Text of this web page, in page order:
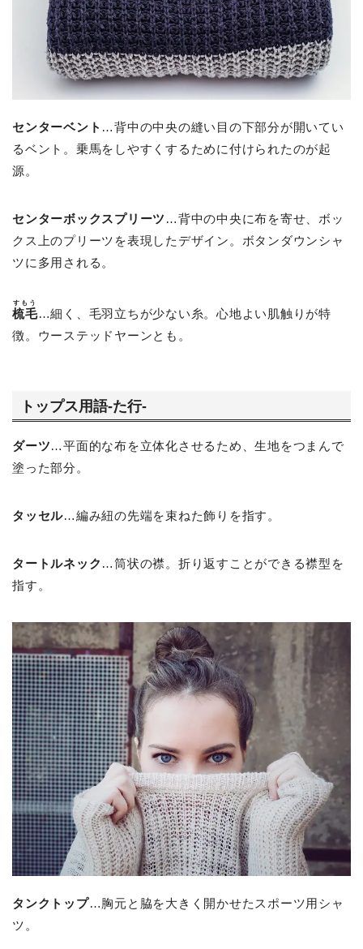
センターベント …背中の中央の縫い目の下部分が開いてい
るベント。乗馬をしやすくするために付けられたのが起
源。
センターボックスプリーツ …背中の中央に布を寄せ、ボッ
クス上のプリーツを表現したデザイン。ボタンダウンシャ
ツに多用される。
梳毛
すもう
…細く、毛羽立ちが少ない糸。心地よい肌触りが特
徴。ウーステッドヤーンとも。
トップス用語-た行-
ダーツ…平面的な布を立体化させるため、生地をつまんで
塗った部分。
タッセル…編み紐の先端を束ねた飾りを指す。
タートルネック …筒状の襟。折り返すことができる襟型を
指す。
タンクトップ…胸元と脇を大きく開かせたスポーツ用シャ
ツ。